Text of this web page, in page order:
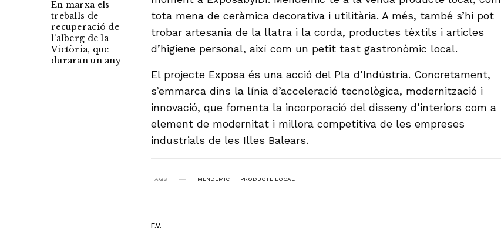
En marxa els
treballs de
recuperació de
l’alberg de la
Victòria, que
duraran un any
tota mena de ceràmica decorativa i utilitària. A més, també s’hi pot
trobar artesania de la llatra i la corda, productes tèxtils i articles
d’higiene personal, així com un petit tast gastronòmic local.
El projecte Exposa és una acció del Pla d’Indústria. Concretament,
s’emmarca dins la línia d’acceleració tecnològica, modernització i
innovació, que fomenta la incorporació del disseny d’interiors com a
element de modernitat i millora competitiva de les empreses
industrials de les Illes Balears.
TAGS MENDÈMIC PRODUCTE LOCAL
F.V.